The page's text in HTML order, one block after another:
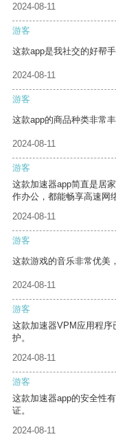
2024-08-11
游客
这款app是我社交的好帮
2024-08-11
游客
这款app的商品种类非常
2024-08-11
游客
这款加速器app简直是居
作办公，都能畅享高速网
2024-08-11
游客
这款游戏的音乐非常优美
2024-08-11
游客
这款加速器VPM应用程
护。
2024-08-11
游客
这款加速器app的安全性
证。
2024-08-11